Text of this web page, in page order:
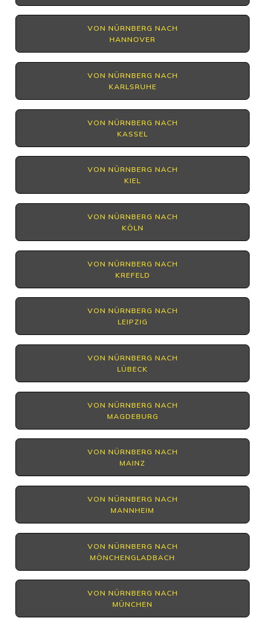
VON NÜRNBERG NACH
HANNOVER
VON NÜRNBERG NACH
KARLSRUHE
VON NÜRNBERG NACH
KASSEL
VON NÜRNBERG NACH
KIEL
VON NÜRNBERG NACH
KÖLN
VON NÜRNBERG NACH
KREFELD
VON NÜRNBERG NACH
LEIPZIG
VON NÜRNBERG NACH
LÜBECK
VON NÜRNBERG NACH
MAGDEBURG
VON NÜRNBERG NACH
MAINZ
VON NÜRNBERG NACH
MANNHEIM
VON NÜRNBERG NACH
MÖNCHENGLADBACH
VON NÜRNBERG NACH
MÜNCHEN